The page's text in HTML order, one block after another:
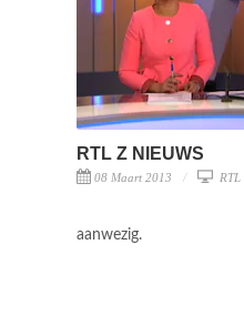
RTL Z NIEUWS
08 Maart 2013 RTL
aanwezig.